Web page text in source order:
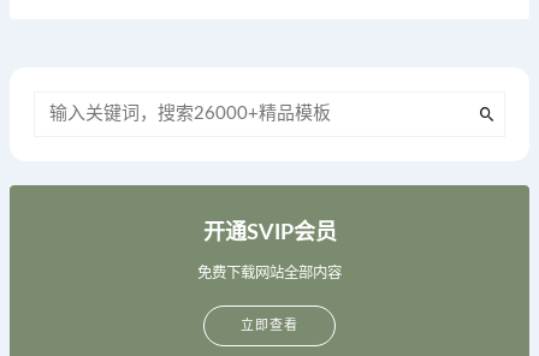
开通SVIP会员
免费下载网站全部内容
立即查看